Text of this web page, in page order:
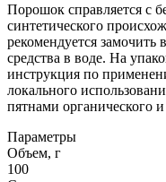
Порошок справляется с
синтетического
рекомендуется
средства в воде. На
инструкция по
локального
пятнами органического
Параметры
Объем, г
100